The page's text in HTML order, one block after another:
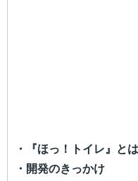
・『ほっ！トイレ』とは
・開発のきっかけ